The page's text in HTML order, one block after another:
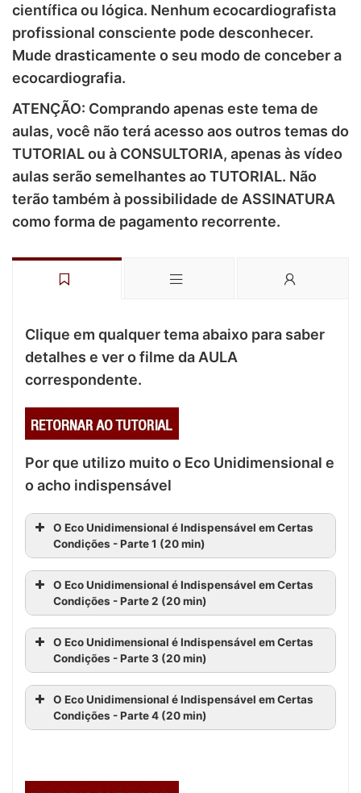
científica ou lógica. Nenhum ecocardiografista
profissional consciente pode desconhecer.
Mude drasticamente o seu modo de conceber a
ecocardiografia.
ATENÇÃO: Comprando apenas este tema de
aulas, você não terá acesso aos outros temas do
TUTORIAL ou à CONSULTORIA, apenas às vídeo
aulas serão semelhantes ao TUTORIAL. Não
terão também à possibilidade de ASSINATURA
como forma de pagamento recorrente.
Clique em qualquer tema abaixo para saber
detalhes e ver o filme da AULA
correspondente.
Por que utilizo muito o Eco Unidimensional e
o acho indispensável
O Eco Unidimensional é Indispensável em Certas
Condições - Parte 1 (20 min)
O Eco Unidimensional é Indispensável em Certas
Condições - Parte 2 (20 min)
O Eco Unidimensional é Indispensável em Certas
Condições - Parte 3 (20 min)
O Eco Unidimensional é Indispensável em Certas
Condições - Parte 4 (20 min)